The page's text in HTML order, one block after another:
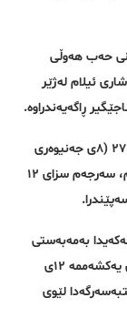
حەب هەوڵی
ئیلام لەژێر
ڕاگەیەندراوە.
وەحید چاوەڕان، ڕۆژی دووشەممە ١٨ی بەفرانباری ٢٧٢٣ (٨ی جەنیوەری
٢٠٢٤)، لەلایەن لقی یەکی دادگای شۆڕشی شاری ئیلام، سەرجەم سزای ١٢
بەمەبەستی
وەرگرتنی دانپێدانانی زۆرەملێ ئەشکەنجەدرابوو، ڕۆژی یەکشەممە ١٢ی
لێوی